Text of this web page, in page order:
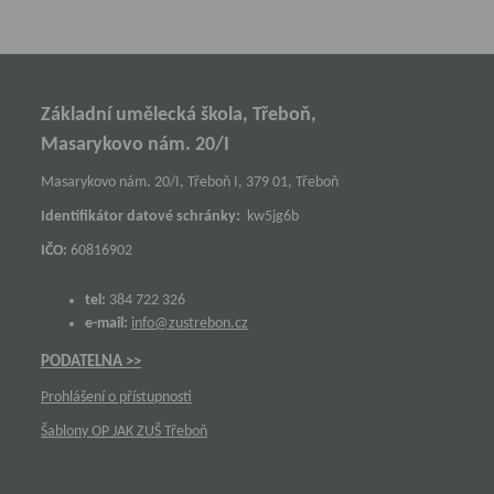
Základní umělecká škola, Třeboň,
Masarykovo nám. 20/I
Masarykovo nám. 20/I, Třeboň I, 379 01, Třeboň
Identifikátor datové schránky: kw5jg6b
IČO: 60816902
tel: 384 722 326
e-mail: info@zustrebon.cz
PODATELNA >>
Prohlášení o přístupnosti
Šablony OP JAK ZUŠ Třeboň